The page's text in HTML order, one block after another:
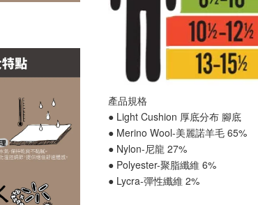
產品規格
● Light Cushion 厚底分布 腳底
● Merino Wool-美麗諾羊毛 65%
● Nylon-尼龍 27%
● Polyester-聚脂纖維 6%
● Lycra-彈性纖維 2%